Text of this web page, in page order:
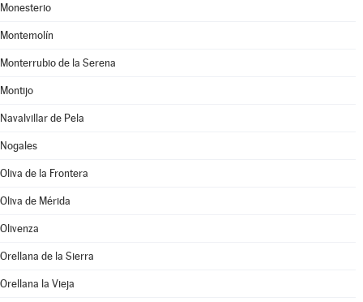
Monesterio
Montemolín
Monterrubio de la Serena
Montijo
Navalvillar de Pela
Nogales
Oliva de la Frontera
Oliva de Mérida
Olivenza
Orellana de la Sierra
Orellana la Vieja